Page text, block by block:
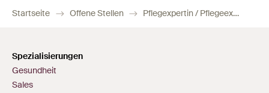
Startseite Offene Stellen Pflegexpertin / Pflegeexperte 80-100 %
Spezialisierungen
Gesundheit
Sales